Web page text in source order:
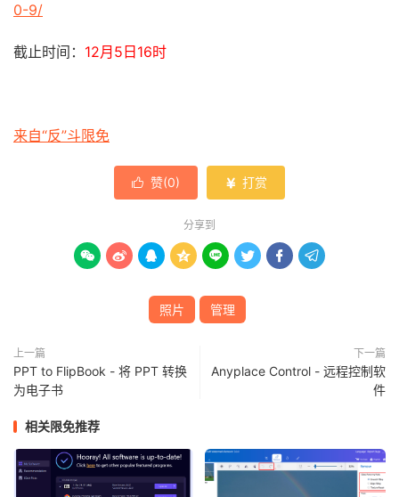
0-9/
截止时间： 12月5日16时
来自“反”斗限免
 赞(0)  打赏
分享到
       
照片 管理
上一篇
PPT to FlipBook - 将 PPT 转换
为电子书
下一篇
Anyplace Control - 远程控制软
件
相关限免推荐